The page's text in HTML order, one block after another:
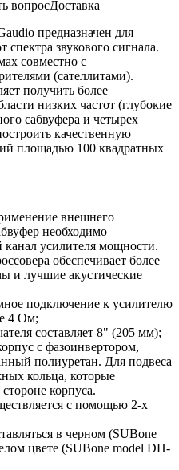
вопросДоставка
предназначен для
звукового сигнала.
совместно с
(сателлитами).
получить более
низких частот (глубокие
сабвуфера и четырех
качественную
площадью 100 квадратных
внешнего
необходимо
усилителя мощности.
обеспечивает более
и лучшие акустические
подключение к усилителю
4 Ом;
составляет 8" (205 мм);
с фазоинвертором,
полиуретан. Для подвеса
кольца, которые
корпуса.
с помощью 2-х
в черном (SUBone
цвете (SUBone model DH-